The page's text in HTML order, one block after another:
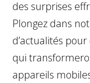
des surprises
Plongez dans
d’actualités
qui
appareils